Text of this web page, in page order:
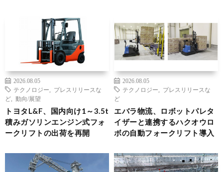
2026.08.05
テクノロジー
プレスリリースな
ど
動向/展望
トヨタL&F、国内向け1～3.5t
積みガソリンエンジン式フォ
ークリフトの出荷を再開
2026.08.05
テクノロジー
プレスリリースな
ど
エバラ物流、ロボットパレタ
イザーと連携するハクオウロ
ボの自動フォークリフト導入